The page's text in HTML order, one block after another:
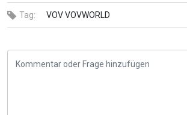
Tag: VOVVOVWORLD